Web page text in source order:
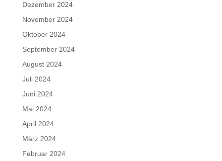
Dezember 2024
November 2024
Oktober 2024
September 2024
August 2024
Juli 2024
Juni 2024
Mai 2024
April 2024
März 2024
Februar 2024